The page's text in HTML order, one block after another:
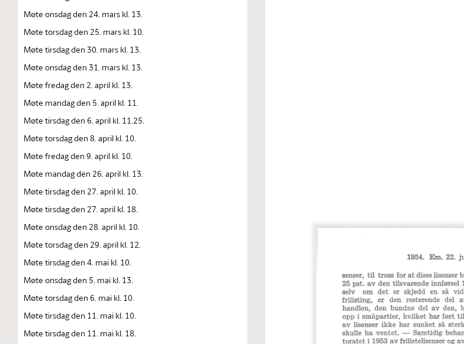
Møte onsdag den 24. mars kl. 13.
Møte torsdag den 25. mars kl. 10.
Møte tirsdag den 30. mars kl. 13.
Møte onsdag den 31. mars kl. 13.
Møte fredag den 2. april kl. 13.
Møte mandag den 5. april kl. 11.
Møte tirsdag den 6. april kl. 11.25.
Møte torsdag den 8. april kl. 10.
Møte fredag den 9. april kl. 10.
Møte mandag den 26. april kl. 13.
Møte tirsdag den 27. april kl. 10.
Møte tirsdag den 27. april kl. 18.
Møte onsdag den 28. april kl. 10.
Møte torsdag den 29. april kl. 12.
Møte tirsdag den 4. mai kl. 10.
Møte onsdag den 5. mai kl. 13.
Møte torsdag den 6. mai kl. 10.
Møte tirsdag den 11. mai kl. 10.
Møte tirsdag den 11. mai kl. 18.